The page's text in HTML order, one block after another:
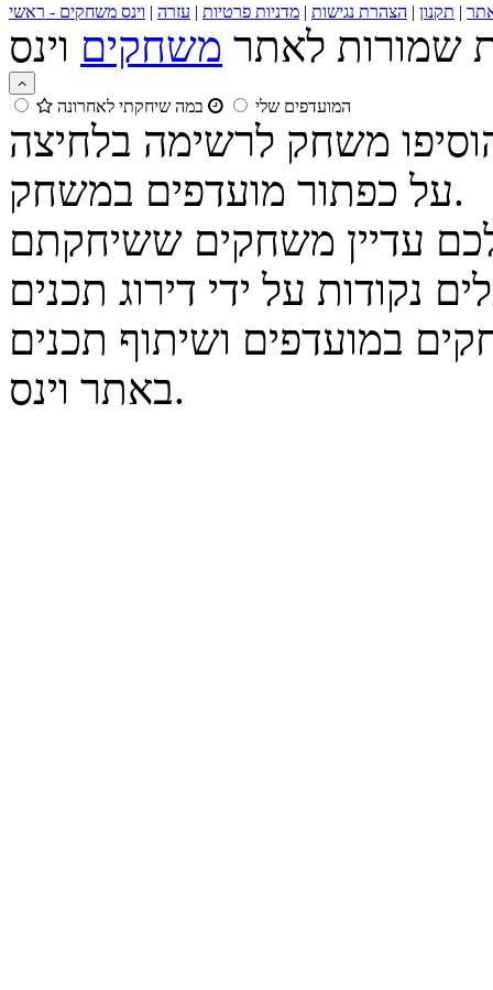
| תקנון | הצהרת נגישות | מדניות פרטיות | עזרה | וינס משחקים - ראשי
שמורות לאתר משחקים
המועדפים שלי במה שיחקתי לאחרונה
משחק לרשימה בלחיצה
על כפתור מועדפים במשחק.
על ידי דירוג תכנים
במועדפים ושיתוף תכנים
באתר וינס.